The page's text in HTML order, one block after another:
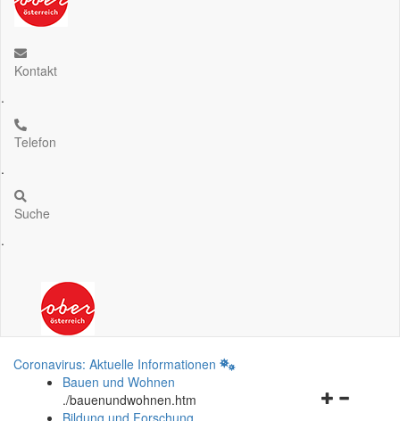
Kontakt
.
Telefon
.
Suche
.
Coronavirus: Aktuelle Informationen
Bauen und Wohnen
./bauenundwohnen.htm
Bildung und Forschung